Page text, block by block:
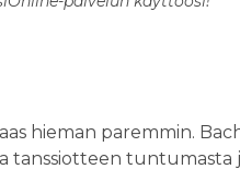
hieman paremmin.
tanssiotteen tuntumasta